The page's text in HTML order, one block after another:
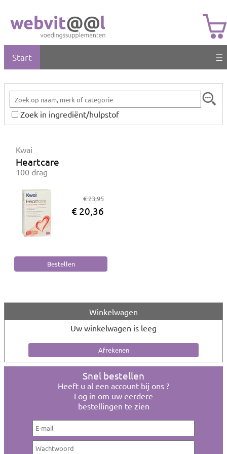
Start ☰
Zoek in ingrediënt/hulpstof
Kwai
Heartcare
100 drag
€ 23,95
€ 20,36
Winkelwagen
Uw winkelwagen is leeg
Snel bestellen
Heeft u al een account bij ons ?
Log in om uw eerdere
bestellingen te zien